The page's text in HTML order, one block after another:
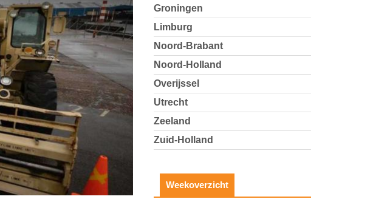
Groningen
Limburg
Noord-Brabant
Noord-Holland
Overijssel
Utrecht
Zeeland
Zuid-Holland
Weekoverzicht